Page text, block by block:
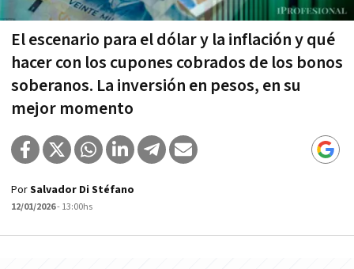
El escenario para el dólar y la inflación y qué
hacer con los cupones cobrados de los bonos
soberanos. La inversión en pesos, en su
mejor momento
PorSalvador Di Stéfano
12/01/2026- 13:00hs